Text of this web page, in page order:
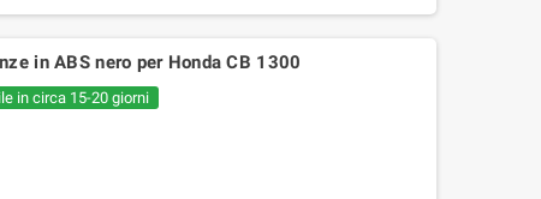
in ABS nero per Honda CB 1300
in circa 15-20 giorni